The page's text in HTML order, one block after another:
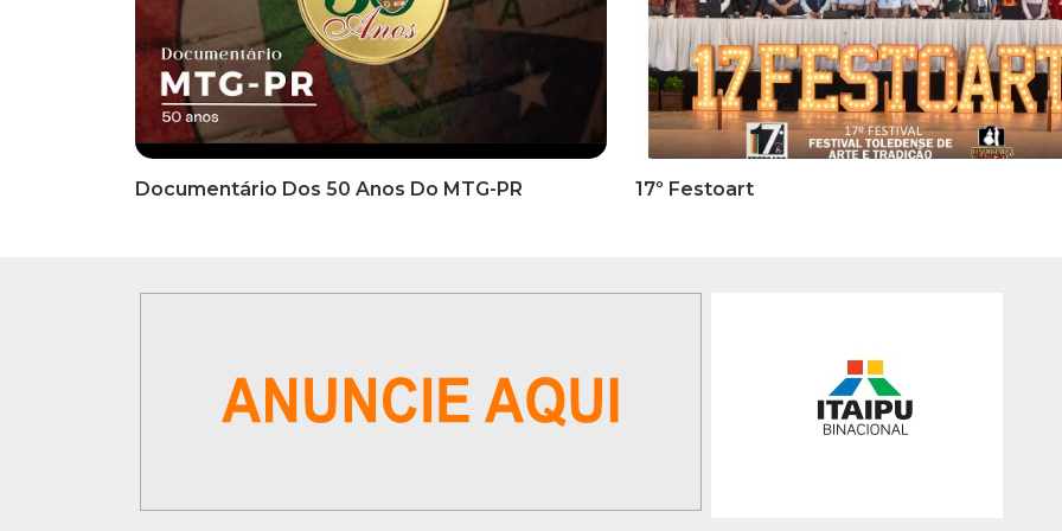
INFORMATIVOS
EDITAL DE CONVOCAÇÃO Nº
002/2026 - PROCESSO DE
SELEÇÃO DE EMPRESA PARA
PRESTAÇÃO DE SERVIÇOS DE
MARKETING E COMUNICAÇÃO
INFORMATIVOS
COMUNICADO OFICIAL -
Inscrições Para A 1ª Etapa
Classificatória Do 35º FEPART,
Que Ocorrerá Do Dia 05 Ao Dia
07 De Junho De 2026
INFORMATIVOS
EDITAL 3/2026 –
INSCRIÇÕES 1ª ETAPA
CLASSIFICATÓRIA DO 35°
FEPART